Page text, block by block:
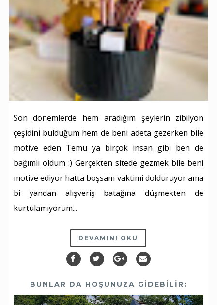
Son dönemlerde hem aradığım şeylerin zibilyon
çeşidini bulduğum hem de beni adeta gezerken bile
motive eden Temu ya birçok insan gibi ben de
bağımlı oldum :) Gerçekten sitede gezmek bile beni
motive ediyor hatta boşsam vaktimi dolduruyor ama
bi yandan alışveriş batağına düşmekten de
kurtulamıyorum...
DEVAMINI OKU
BUNLAR DA HOŞUNUZA GIDEBILIR: